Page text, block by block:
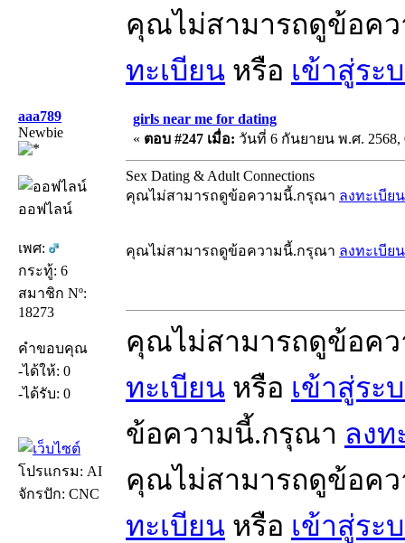
คุณไม่สามารถดูข้อค
ทะเบียน หรือ เข้าสู่ระ
aaa789
Newbie
ออฟไลน์
เพศ:
กระทู้: 6
สมาชิก Nº:
18273
คำขอบคุณ
-ได้ให้: 0
-ได้รับ: 0
โปรแกรม: AI
จักรปัก: CNC
girls near me for dating
« ตอบ #247 เมื่อ: วันที่ 6 กันยายน พ.ศ. 2568,
Sex Dating & Adult Connections
คุณไม่สามารถดูข้อความนี้.กรุณา ลงทะเบียน
คุณไม่สามารถดูข้อความนี้.กรุณา ลงทะเบียน
คุณไม่สามารถดูข้อค
ทะเบียน หรือ เข้าสู่ระ
ข้อความนี้.กรุณา ลงท
คุณไม่สามารถดูข้อค
ทะเบียน หรือ เข้าสู่ระ